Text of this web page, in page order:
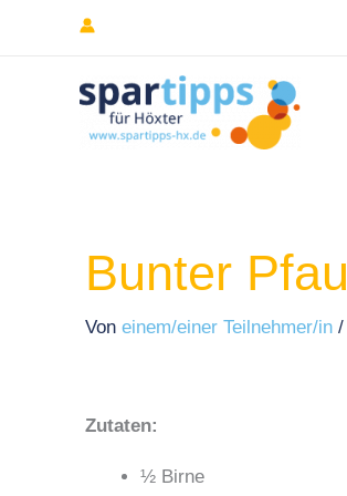
Bunter Pfau
Von einem/einer Teilnehmer/in /
Zutaten:
½ Birne